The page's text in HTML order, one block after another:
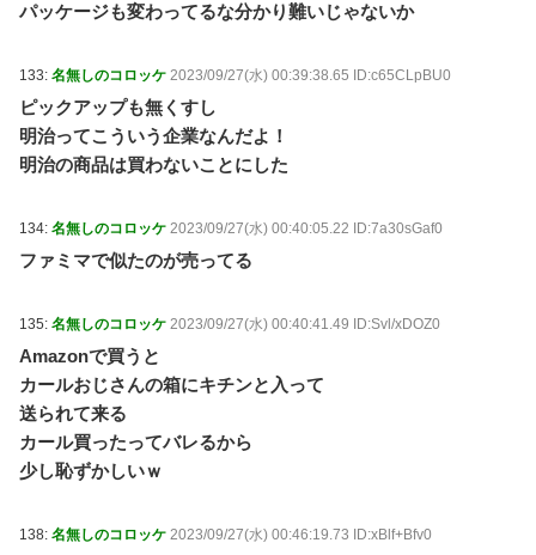
パッケージも変わってるな分かり難いじゃないか
133: 名無しのコロッケ 2023/09/27(水) 00:39:38.65 ID:c65CLpBU0
ピックアップも無くすし
明治ってこういう企業なんだよ！
明治の商品は買わないことにした
134: 名無しのコロッケ 2023/09/27(水) 00:40:05.22 ID:7a30sGaf0
ファミマで似たのが売ってる
135: 名無しのコロッケ 2023/09/27(水) 00:40:41.49 ID:Svl/xDOZ0
Amazonで買うと
カールおじさんの箱にキチンと入って
送られて来る
カール買ったってバレるから
少し恥ずかしいｗ
138: 名無しのコロッケ 2023/09/27(水) 00:46:19.73 ID:xBlf+Bfv0